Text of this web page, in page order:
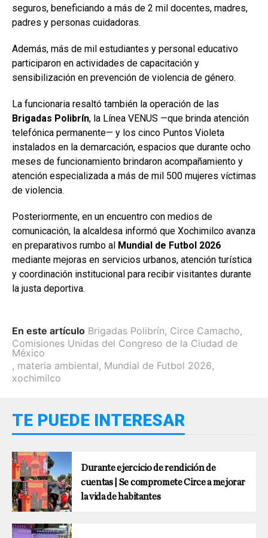
seguros, beneficiando a más de 2 mil docentes, madres,
padres y personas cuidadoras.
Además, más de mil estudiantes y personal educativo
participaron en actividades de capacitación y
sensibilización en prevención de violencia de género.
La funcionaria resaltó también la operación de las
Brigadas Polibrín, la Línea VENUS —que brinda atención
telefónica permanente— y los cinco Puntos Violeta
instalados en la demarcación, espacios que durante ocho
meses de funcionamiento brindaron acompañamiento y
atención especializada a más de mil 500 mujeres víctimas
de violencia.
Posteriormente, en un encuentro con medios de
comunicación, la alcaldesa informó que Xochimilco avanza
en preparativos rumbo al Mundial de Futbol 2026
mediante mejoras en servicios urbanos, atención turística
y coordinación institucional para recibir visitantes durante
la justa deportiva.
En este artículo Brigadas Polibrín, Circe Camacho,
Comisiones Unidas del Congreso de la Ciudad de
México
, materia ambiental, Mundial de Futbol 2026,
xochimilco
TE PUEDE INTERESAR
Durante ejercicio de rendición de
cuentas | Se compromete Circe a mejorar
la vida de habitantes